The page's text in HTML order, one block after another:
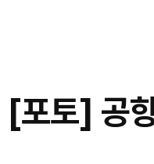
[포토] 공